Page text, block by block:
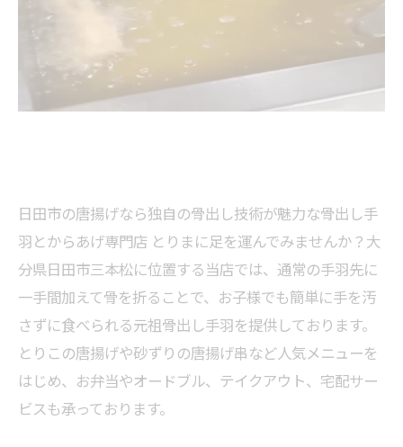
日田市の唐揚げなら独自の骨出し技術が魅力な骨出し手
羽とからあげ専門店 とりまに足を運んでみませんか？大
分県日田市三本松に位置する当店では、通常の手羽先に
一手間加えて骨を折ることで、お子様でも簡単に手を汚
さずに食べられる元祖骨出し手羽を提供しております。
とりこの唐揚げや砂ずりの唐揚げ串など人気メニューを
はじめ、お弁当やオードブル、テイクアウト、宅配サー
ビスも承っております。